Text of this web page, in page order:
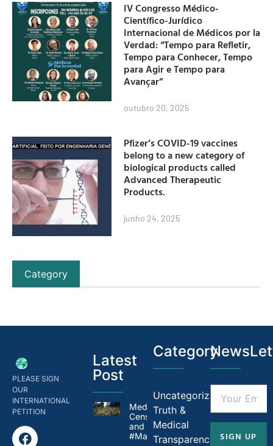
IV Congresso Médico-
Científico-Jurídico
Internacional de Médicos por la
Verdad: “Tempo para Refletir,
Tempo para Conhecer, Tempo
para Agir e Tempo para
Avançar”
outubro 20, 2025
Pfizer’s COVID-19 vaccines
belong to a new category of
biological products called
Advanced Therapeutic
Products.
junho 24, 2025
Category
PLEASE SIGN
OUR
INTERNATIONAL
PETITION
Latest
Post
Medical
Censorship in Brazil
and
#MandateMadness
Category
Uncategorized
Truth &
Medical
Transparency
SIGN UP